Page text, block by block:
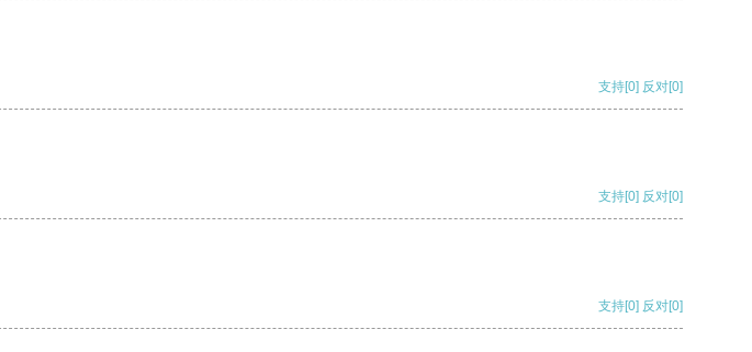
支持[0] 反对[0]
支持[0] 反对[0]
支持[0] 反对[0]